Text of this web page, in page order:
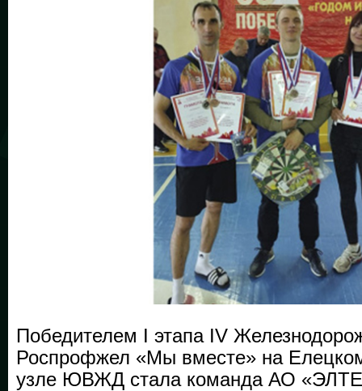
Победителем I этапа IV
Роспрофжел «Мы вместе» на
узле ЮВЖД стала команда АО